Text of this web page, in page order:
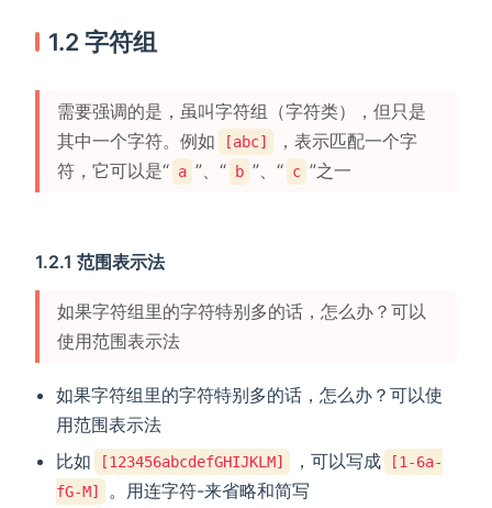
1.2 字符组
需要强调的是，虽叫字符组（字符类），但只是
其中一个字符。例如
[abc]
，表示匹配一个字
符，它可以是“ a ”、“ b ”、“ c ”之一
1.2.1 范围表示法
如果字符组里的字符特别多的话，怎么办？可以
使用范围表示法
如果字符组里的字符特别多的话，怎么办？可以使
用范围表示法
比如
[123456abcdefGHIJKLM] ，可以写成
[1-6a-
fG-M]
。用连字符-来省略和简写